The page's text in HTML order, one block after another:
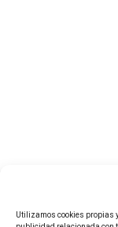
Utilizamos cookies propias